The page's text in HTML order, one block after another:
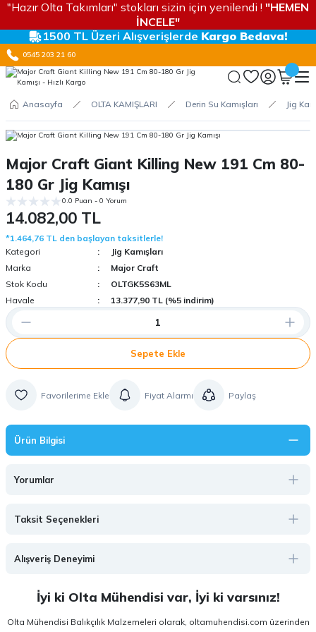
"Hazır Olta Takımları" stokları sizin için yenilendi ! "HEMEN
İNCELE"
1500 TL Üzeri Alışverişlerde Kargo Bedava!
0545 203 21 60
Anasayfa OLTA KAMIŞLARI Derin Su Kamışları Jig
Major Craft Giant Killing New 191 Cm 80-
180 Gr Jig Kamışı
0.0 Puan - 0 Yorum
14.082,00 TL
*1.464,76 TL den başlayan taksitlerle!
Kategori
Jig Kamışları
Marka
Major Craft
Stok Kodu
OLTGK5S63ML
Havale
13.377,90 TL (%5 indirim)
Sepete Ekle
Fiyat Alarmı Paylaş
Ürün Bilgisi
Yorumlar
Taksit Seçenekleri
Alışveriş Deneyimi
İyi ki Olta Mühendisi var, İyi ki varsınız!
Olta Mühendisi Balıkçılık Malzemeleri olarak, oltamuhendisi.com üzerinden